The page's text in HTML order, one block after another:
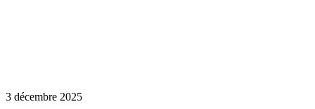
3 décembre 2025